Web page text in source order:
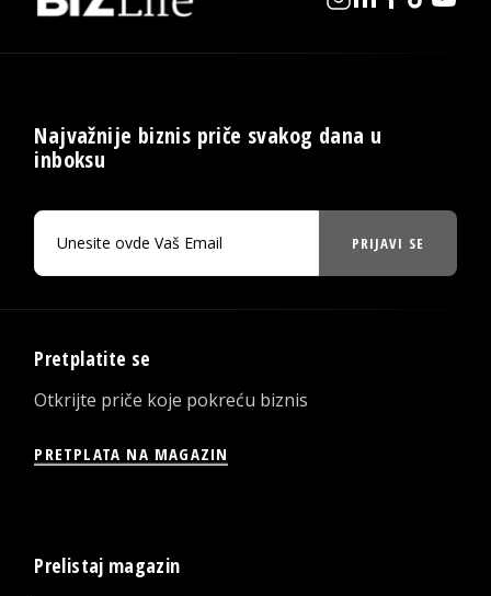
Najvažnije biznis priče svakog dana u
inboksu
PRIJAVI SE
Pretplatite se
Otkrijte priče koje pokreću biznis
PRETPLATA NA MAGAZIN
Prelistaj magazin